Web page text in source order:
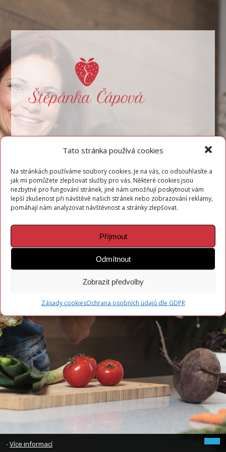
Tato stránka používá cookies
Na stránkách používáme soubory cookies. Je na vás, co odsouhlasíte a
jak mi pomůžete zlepšovat služby pro vás. Některé cookies jsou
nezbytné pro fungování stránek, jiné nám umožňují poskytnout vám
lepší zkušenost při návštěvě našich stránek nebo zobrazování reklamy,
pomáhají nám analyzovat návštěvnost a stránky zlepšovat.
Příjmout
Odmítnout
Zobrazit předvolby
Zásady cookiesOchrana osobních údajů dle GDPR
Přihlásit se
Zapomněli jste heslo?
-Více informací